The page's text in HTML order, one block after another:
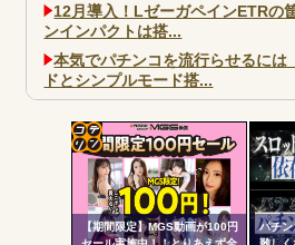
12月導入！LゼーガペインETRの
ンインパクトは搭...
本気でパチンコを流行らせるには
ドとシンプルモード搭...
パチンコで人気のないキャラを青
ワイ、パチンコ屋店員の目の前で
「今までありがとう」と...
無職のパチンコカス(22)なんやが
ヤバいか教えて？...
【期間限定】MGS動画が100円
パチン
コテ
リン
- 固